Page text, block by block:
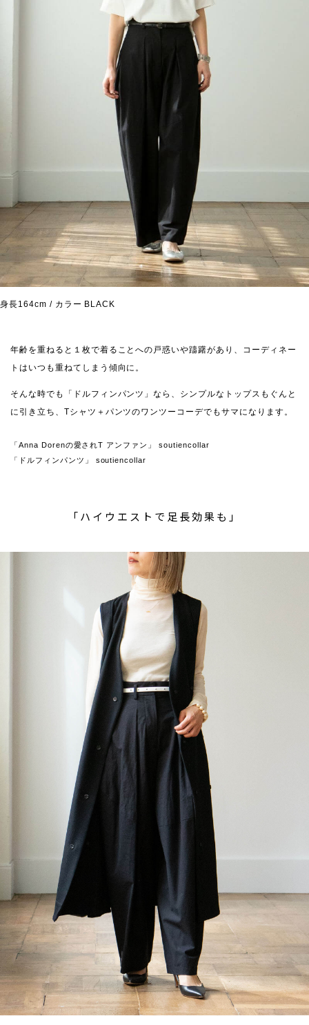
身長164cm / カラー BLACK
年齢を重ねると１枚で着ることへの戸惑いや躊躇があり、コーディネー
トはいつも重ねてしまう傾向に。
そんな時でも「ドルフィンパンツ」なら、シンプルなトップスもぐんと
に引き立ち、Tシャツ＋パンツのワンツーコーデでもサマになります。
「Anna Dorenの愛されT アンファン」 soutiencollar
「ドルフィンパンツ」 soutiencollar
「ハイウエストで足長効果も」